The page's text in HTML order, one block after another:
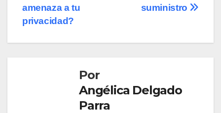
suministro
amenaza a tu
privacidad?
Por
Angélica Delgado
Parra